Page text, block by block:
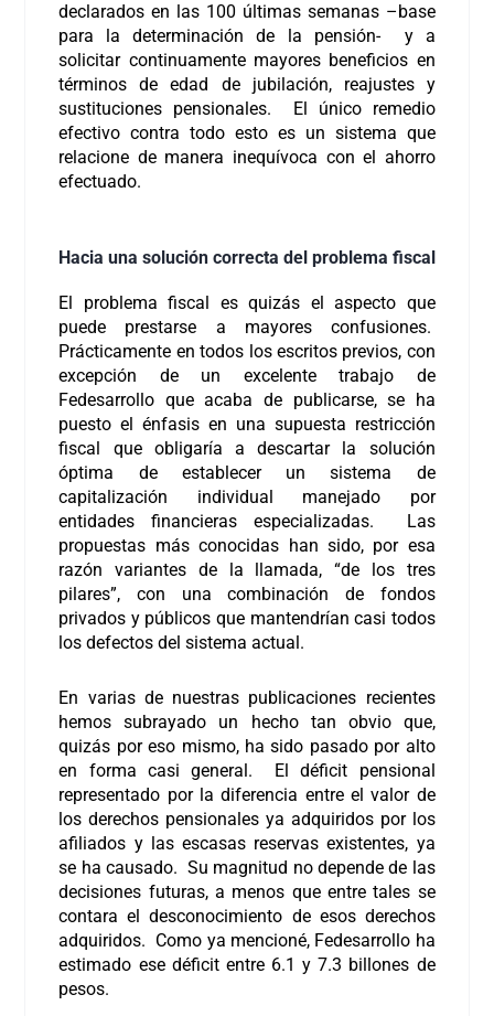
declarados en las 100 últimas semanas –base
para la determinación de la pensión- y a
solicitar continuamente mayores beneficios en
términos de edad de jubilación, reajustes y
sustituciones pensionales. El único remedio
efectivo contra todo esto es un sistema que
relacione de manera inequívoca con el ahorro
efectuado.
Hacia una solución correcta del problema fiscal
El problema fiscal es quizás el aspecto que
puede prestarse a mayores confusiones.
Prácticamente en todos los escritos previos, con
excepción de un excelente trabajo de
Fedesarrollo que acaba de publicarse, se ha
puesto el énfasis en una supuesta restricción
fiscal que obligaría a descartar la solución
óptima de establecer un sistema de
capitalización individual manejado por
entidades financieras especializadas. Las
propuestas más conocidas han sido, por esa
razón variantes de la llamada, “de los tres
pilares”, con una combinación de fondos
privados y públicos que mantendrían casi todos
los defectos del sistema actual.
En varias de nuestras publicaciones recientes
hemos subrayado un hecho tan obvio que,
quizás por eso mismo, ha sido pasado por alto
en forma casi general. El déficit pensional
representado por la diferencia entre el valor de
los derechos pensionales ya adquiridos por los
afiliados y las escasas reservas existentes, ya
se ha causado. Su magnitud no depende de las
decisiones futuras, a menos que entre tales se
contara el desconocimiento de esos derechos
adquiridos. Como ya mencioné, Fedesarrollo ha
estimado ese déficit entre 6.1 y 7.3 billones de
pesos.